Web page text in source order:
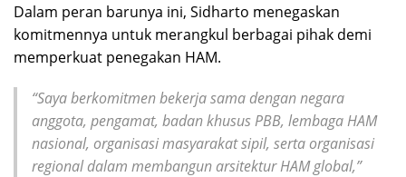
Dalam peran barunya ini, Sidharto menegaskan
komitmennya untuk merangkul berbagai pihak demi
memperkuat penegakan HAM.
“Saya berkomitmen bekerja sama dengan negara
anggota, pengamat, badan khusus PBB, lembaga HAM
nasional, organisasi masyarakat sipil, serta organisasi
regional dalam membangun arsitektur HAM global,”